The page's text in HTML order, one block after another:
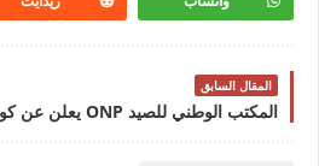
المقال السابق